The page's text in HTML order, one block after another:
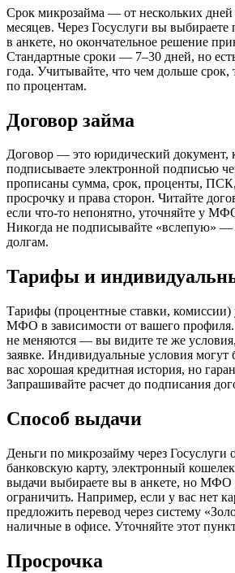
Срок микрозайма — от нескольких дней
месяцев. Через Госуслуги вы выбираете
в анкете, но окончательное решение
Стандартные сроки — 7–30 дней, но
года. Учитывайте, что чем дольше срок,
по процентам.
Договор займа
Договор — это юридический документ,
подписываете электронной подписью
прописаны сумма, срок, проценты,
просрочку и права сторон. Читайте
если что-то непонятно, уточняйте у
Никогда не подписывайте «вслепую» —
долгам.
Тарифы и
Тарифы (процентные ставки, комиссии)
МФО в зависимости от вашего профиля.
не меняются — вы видите те же
заявке. Индивидуальные условия могут
вас хорошая кредитная история, но
Запрашивайте расчет до подписания
Способ выдачи
Деньги по микрозайму через Госуслуги
банковскую карту, электронный
выдачи выбираете вы в анкете, но МФО
ограничить. Например, если у вас нет
предложить перевод через систему
наличные в офисе. Уточняйте этот
Просрочка